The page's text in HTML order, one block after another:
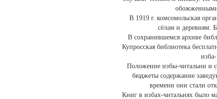
обожженными
В 1919 г. комсомольская
сёлам и деревням.
В сохранившемся архиве
Купросская библиотека
Положение избы-читальни и
бюджеты содержание
времени они стали
Книг в избах-читальнях было